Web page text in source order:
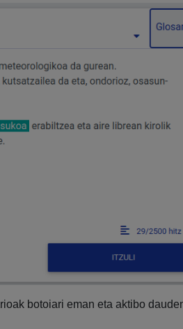
botoiari eman eta aktibo